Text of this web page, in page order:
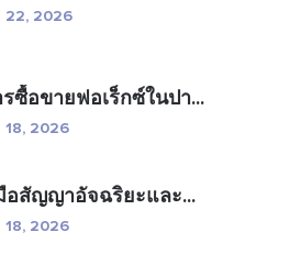
22, 2026
ซื้อขายฟอเร็กซ์ในปา...
18, 2026
อสัญญาอัจฉริยะและ...
18, 2026